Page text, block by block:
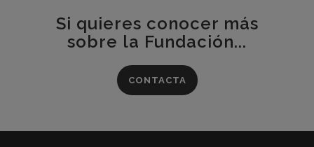
Si quieres conocer más
sobre la Fundación...
CONTACTA